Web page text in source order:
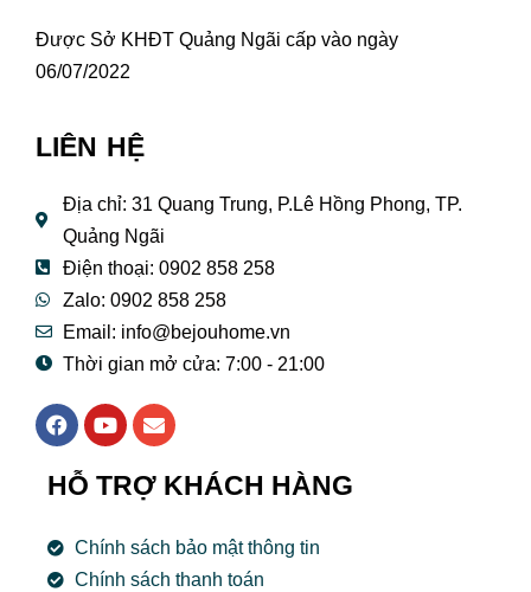
Được Sở KHĐT Quảng Ngãi cấp vào ngày
06/07/2022
LIÊN HỆ
Địa chỉ: 31 Quang Trung, P.Lê Hồng Phong, TP.
Quảng Ngãi
Điện thoại: 0902 858 258
Zalo: 0902 858 258
Email: info@bejouhome.vn
Thời gian mở cửa: 7:00 - 21:00
F
a
e
b
o
k
Y
o
t
u
e
E
n
e
l
p
e
HỖ TRỢ KHÁCH HÀNG
Chính sách bảo mật thông tin
Chính sách thanh toán